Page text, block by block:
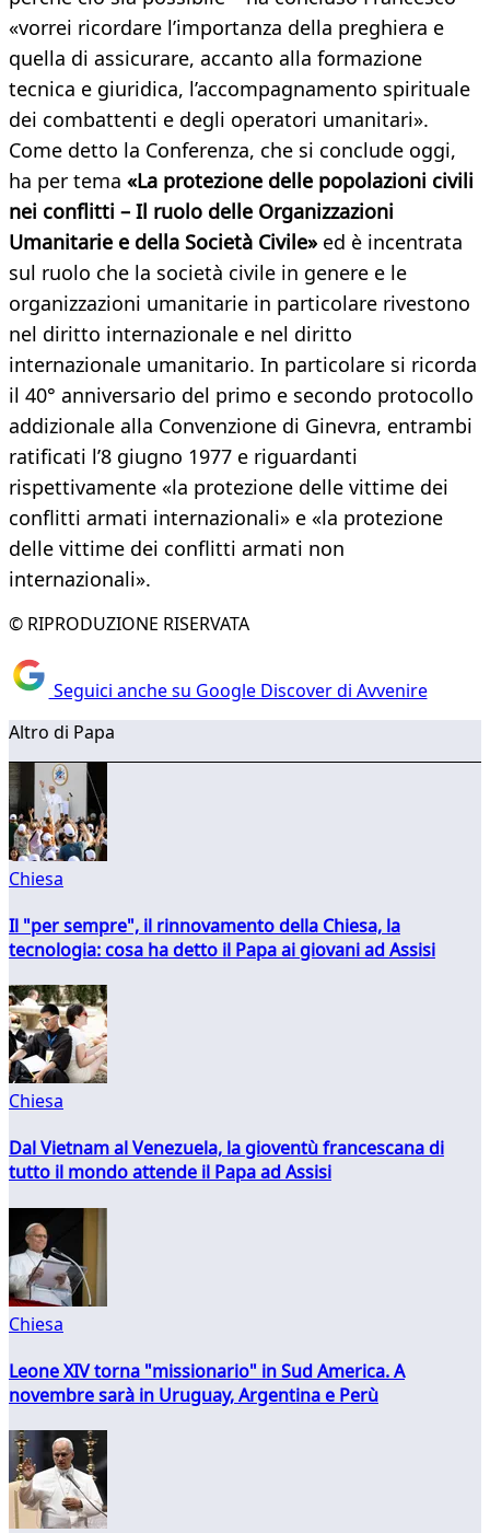
«vorrei ricordare l’importanza della preghiera e
quella di assicurare, accanto alla formazione
tecnica e giuridica, l’accompagnamento spirituale
dei combattenti e degli operatori umanitari».
Come detto la Conferenza, che si conclude oggi,
ha per tema «La protezione delle popolazioni civili
nei conflitti – Il ruolo delle Organizzazioni
Umanitarie e della Società Civile» ed è incentrata
sul ruolo che la società civile in genere e le
organizzazioni umanitarie in particolare rivestono
nel diritto internazionale e nel diritto
internazionale umanitario. In particolare si ricorda
il 40° anniversario del primo e secondo protocollo
addizionale alla Convenzione di Ginevra, entrambi
ratificati l’8 giugno 1977 e riguardanti
rispettivamente «la protezione delle vittime dei
conflitti armati internazionali» e «la protezione
delle vittime dei conflitti armati non
internazionali».
© RIPRODUZIONE RISERVATA
Seguici anche su Google Discover di Avvenire
Altro di Papa
Chiesa
Il "per sempre", il rinnovamento della Chiesa, la
tecnologia: cosa ha detto il Papa ai giovani ad Assisi
Chiesa
Dal Vietnam al Venezuela, la gioventù francescana di
tutto il mondo attende il Papa ad Assisi
Chiesa
Leone XIV torna "missionario" in Sud America. A
novembre sarà in Uruguay, Argentina e Perù